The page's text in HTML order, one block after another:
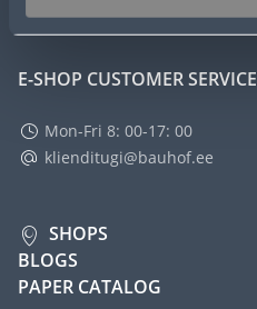
E-SHOP CUSTOMER SERVICE
Mon-Fri 8: 00-17: 00
klienditugi@bauhof.ee
SHOPS
BLOGS
PAPER CATALOG